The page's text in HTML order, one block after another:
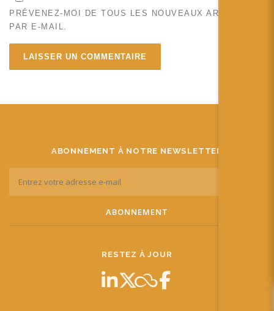
PRÉVENEZ-MOI DE TOUS LES NOUVEAUX ARTICLES
PAR E-MAIL.
ABONNEMENT À NOTRE NEWSLETTER
RESTEZ À JOUR